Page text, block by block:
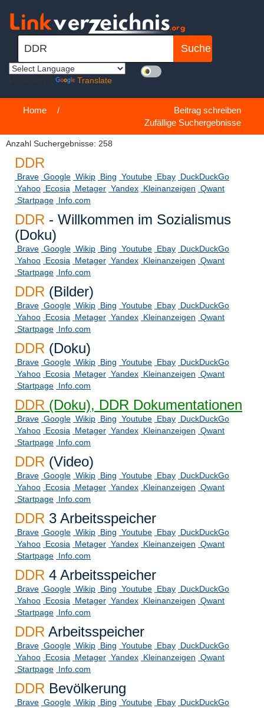
Translate
Home /
Beitrag schreiben
Zufällige Suchergebnisse
Anzahl Suchergebnisse: 258
DDR
Brave Google Wikip Bing Youtube Ebay DuckDuckGo
Yahoo Ecosia Metager Yandex Kleinanzeigen Qwant
Startpage Info.com
DDR - Willkommen im Sozialismus
(Doku)
Brave Google Wikip Bing Youtube Ebay DuckDuckGo
Yahoo Ecosia Metager Yandex Kleinanzeigen Qwant
Startpage Info.com
DDR (Bilder)
Brave Google Wikip Bing Youtube Ebay DuckDuckGo
Yahoo Ecosia Metager Yandex Kleinanzeigen Qwant
Startpage Info.com
DDR (Doku)
Brave Google Wikip Bing Youtube Ebay DuckDuckGo
Yahoo Ecosia Metager Yandex Kleinanzeigen Qwant
Startpage Info.com
DDR (Doku), DDR Dokumentationen
Brave Google Wikip Bing Youtube Ebay DuckDuckGo
Yahoo Ecosia Metager Yandex Kleinanzeigen Qwant
Startpage Info.com
DDR (Video)
Brave Google Wikip Bing Youtube Ebay DuckDuckGo
Yahoo Ecosia Metager Yandex Kleinanzeigen Qwant
Startpage Info.com
DDR 3 Arbeitsspeicher
Brave Google Wikip Bing Youtube Ebay DuckDuckGo
Yahoo Ecosia Metager Yandex Kleinanzeigen Qwant
Startpage Info.com
DDR 4 Arbeitsspeicher
Brave Google Wikip Bing Youtube Ebay DuckDuckGo
Yahoo Ecosia Metager Yandex Kleinanzeigen Qwant
Startpage Info.com
DDR Arbeitsspeicher
Brave Google Wikip Bing Youtube Ebay DuckDuckGo
Yahoo Ecosia Metager Yandex Kleinanzeigen Qwant
Startpage Info.com
DDR Bevölkerung
Brave Google Wikip Bing Youtube Ebay DuckDuckGo